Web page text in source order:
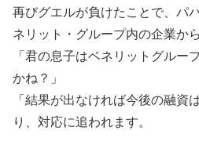
再びグエルが負けたことで、パ
ネリット・グループ内の企業から
「君の息子はベネリットグルー
かね？」
「結果が出なければ今後の融資
り、対応に追われます。